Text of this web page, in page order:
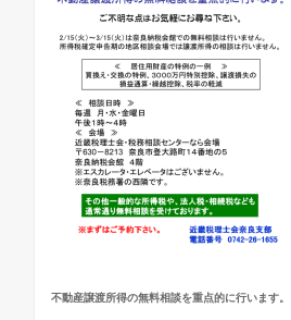
不動産譲渡所得の無料相談を重点的に行います。